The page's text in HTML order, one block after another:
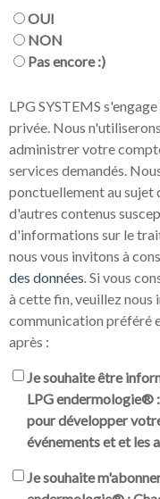
OUI
NON
Pas encore :)
LPG SYSTEMS
privée. Nous
administrer votre
services demandés.
ponctuellement au sujet
d'autres contenus
d'informations sur le
nous vous invitons à
des données.Si vous
à cette fin, veuillez nous
communication préféré
après :
Je souhaite être
LPG endermologie®
pour développer
événements et et les
Je souhaite